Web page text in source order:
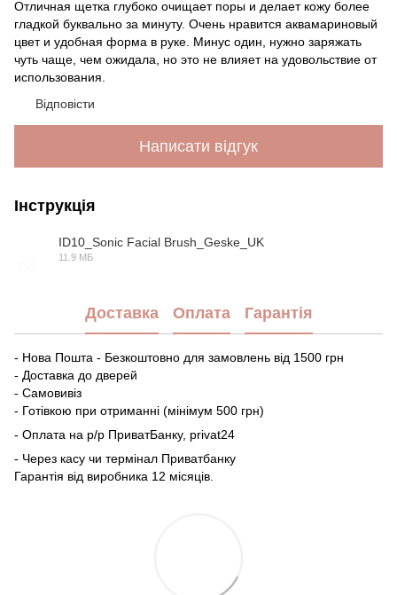
Отличная щетка глубоко очищает поры и делает кожу более
гладкой буквально за минуту. Очень нравится аквамариновый
цвет и удобная форма в руке. Минус один, нужно заряжать
чуть чаще, чем ожидала, но это не влияет на удовольствие от
использования.
Відповісти
Написати відгук
Інструкція
ID10_Sonic Facial Brush_Geske_UK
11.9 МБ
Доставка Оплата Гарантія
- Нова Пошта - Безкоштовно для замовлень від 1500 грн
- Доставка до дверей
- Самовивіз
- Готівкою при отриманні (мінімум 500 грн)
- Оплата на р/р ПриватБанку, privat24
- Через касу чи термінал Приватбанку
Гарантія від виробника 12 місяців.